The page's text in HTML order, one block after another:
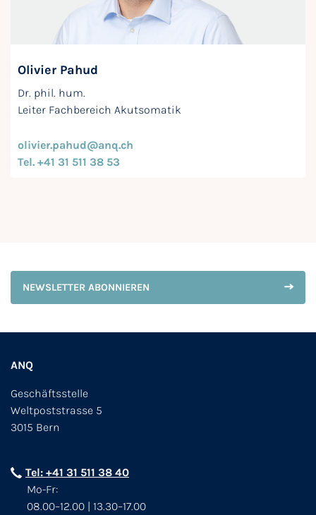
Olivier Pahud
Dr. phil. hum.
Leiter Fachbereich Akutsomatik
olivier.pahud@anq.ch
Tel. +41 31 511 38 53
NEWSLETTER ABONNIEREN
ANQ
Geschäftsstelle
Weltpoststrasse 5
3015 Bern
Tel: +41 31 511 38 40
Mo-Fr:
08.00–12.00 | 13.30–17.00